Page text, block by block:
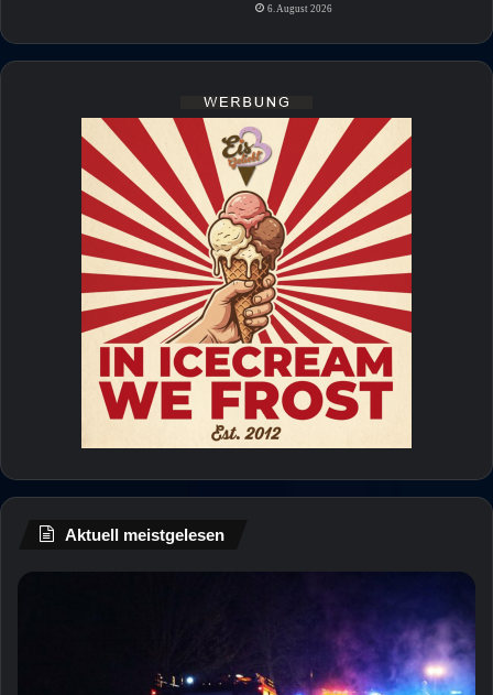
6. August 2026
Aktuell meistgelesen